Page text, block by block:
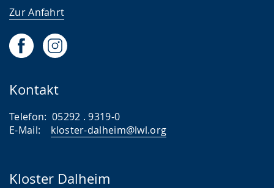
Zur Anfahrt
Kontakt
Telefon: 05292 . 9319-0
E-Mail: kloster-dalheim@lwl.org
Kloster Dalheim